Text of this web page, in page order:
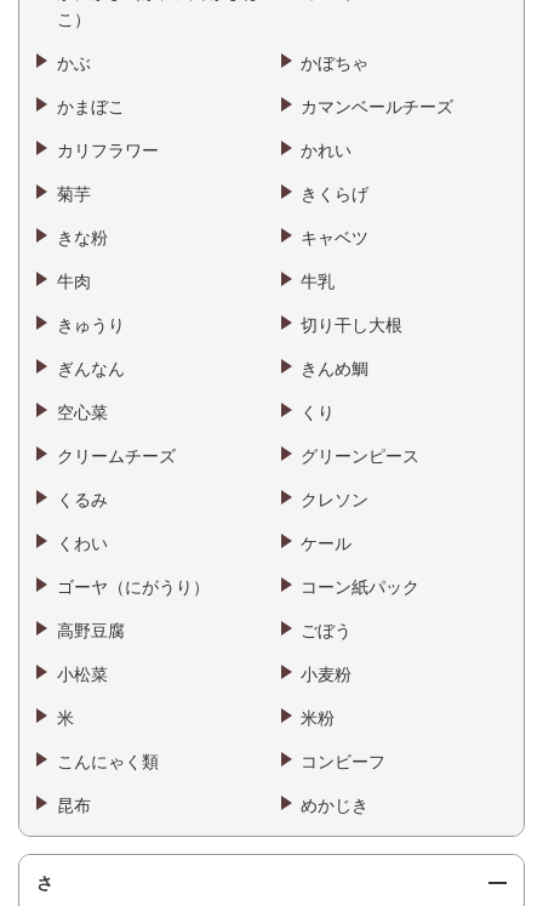
こ）
かぶ かぼちゃ
かまぼこ カマンベールチーズ
カリフラワー かれい
菊芋 きくらげ
きな粉 キャベツ
牛肉 牛乳
きゅうり 切り干し大根
ぎんなん きんめ鯛
空心菜 くり
クリームチーズ グリーンピース
くるみ クレソン
くわい ケール
ゴーヤ（にがうり） コーン紙パック
高野豆腐 ごぼう
小松菜 小麦粉
米 米粉
こんにゃく類 コンビーフ
昆布 めかじき
さ